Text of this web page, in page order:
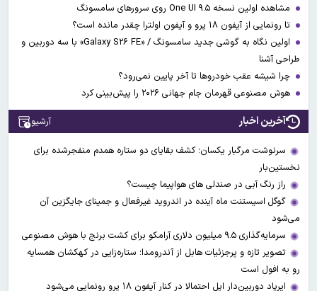
مشاهده اولین نسخه One UI ۹.۵ روی سرورهای سامسونگ
تا رونمایی از آیفون ۱۸ پرو و آیفون اولترا چقدر مانده است؟
اولین نگاه به گوشی جدید سامسونگ / «Galaxy S۲۶ FE» با سه دوربین و
طراحی آشنا
چرا شیشه عقب خودروها تا آخر پایین نمی‌رود؟
هوش مصنوعی قهرمان جام جهانی ۲۰۲۶ را پیش‌بینی کرد
آخرین اخبار آرشیو
سرنوشت مرگبار یکسان؛ کشف بقایای دو ستاره همدم منفجرشده برای
نخستین‌بار
راز رنگ آبی در صندلی های هواپیما چیست؟
گوگل اسیستنت ماه آینده در اندروید غیرفعال و جمینای جایگزین آن
می‌شود
سرمایه‌گذاری ۹.۵ میلیون دلاری آرامکو برای کشت برنج با هوش مصنوعی
تصویر تازه و پرجزئیات هابل از آندرومدا؛ ستاره‌زایی در کهکشان همسایه
رو به افول است
ایرپاد دوربین‌دار اپل احتمالا در کنار آیفون ۱۸ پرو رونمایی می‌شود